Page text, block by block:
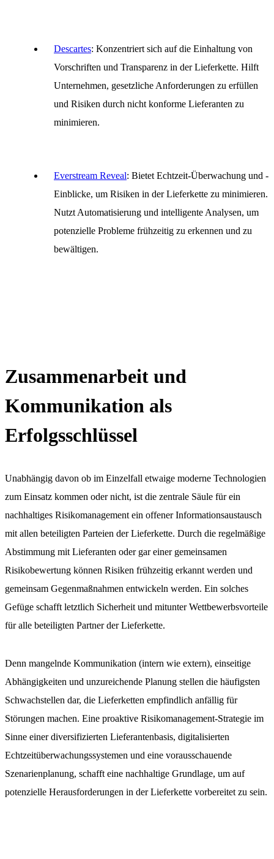
UNTERNEHMEN
WISSEN
Descartes: Konzentriert sich auf die Einhaltung von
Vorschriften und Transparenz in der Lieferkette. Hilft
Unternehmen, gesetzliche Anforderungen zu erfüllen
und Risiken durch nicht konforme Lieferanten zu
minimieren.
Everstream Reveal: Bietet Echtzeit-Überwachung und -
Einblicke, um Risiken in der Lieferkette zu minimieren.
Nutzt Automatisierung und intelligente Analysen, um
potenzielle Probleme frühzeitig zu erkennen und zu
bewältigen.
Zusammenarbeit und
Kommunikation als
Erfolgsschlüssel
Unabhängig davon ob im Einzelfall etwaige moderne Technologien
zum Einsatz kommen oder nicht, ist die zentrale Säule für ein
nachhaltiges Risikomanagement ein offener Informationsaustausch
mit allen beteiligten Parteien der Lieferkette. Durch die regelmäßige
Abstimmung mit Lieferanten oder gar einer gemeinsamen
Risikobewertung können Risiken frühzeitig erkannt werden und
gemeinsam Gegenmaßnahmen entwickeln werden. Ein solches
Gefüge schafft letztlich Sicherheit und mitunter Wettbewerbsvorteile
für alle beteiligten Partner der Lieferkette.
Denn mangelnde Kommunikation (intern wie extern), einseitige
Abhängigkeiten und unzureichende Planung stellen die häufigsten
Schwachstellen dar, die Lieferketten empfindlich anfällig für
Störungen machen. Eine proaktive Risikomanagement-Strategie im
Sinne einer diversifizierten Lieferantenbasis, digitalisierten
Echtzeitüberwachungssystemen und eine vorausschauende
Szenarienplanung, schafft eine nachhaltige Grundlage, um auf
potenzielle Herausforderungen in der Lieferkette vorbereitet zu sein.